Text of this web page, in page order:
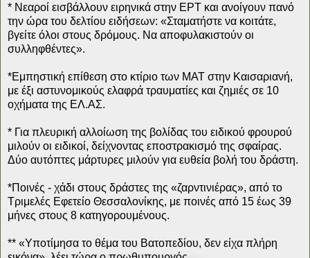
* Νεαροί εισβάλλουν ειρηνικά στην ΕΡΤ και ανοίγουν πανό
την ώρα του δελτίου ειδήσεων: «Σταματήστε να κοιτάτε,
βγείτε όλοι στους δρόμους. Να αποφυλακιστούν οι
συλληφθέντες».
*Εμπηστική επίθεση στο κτίριο των ΜΑΤ στην Καισαριανή,
με έξι αστυνομικούς ελαφρά τραυματίες και ζημιές σε 10
οχήματα της ΕΛ.ΑΣ.
* Για πλευρική αλλοίωση της βολίδας του ειδικού φρουρού
μιλούν οι ειδικοί, δείχνοντας εποστρακισμό της σφαίρας.
Δύο αυτόπτες μάρτυρες μιλούν για ευθεία βολή του δράστη.
*Ποινές - χάδι στους δράστες της «ζαρντινιέρας», από το
Τριμελές Εφετείο Θεσσαλονίκης, με ποινές από 15 έως 39
μήνες στους 8 κατηγορουμένους.
** «Υποτίμησα το θέμα του Βατοπεδίου, δεν είχα πλήρη